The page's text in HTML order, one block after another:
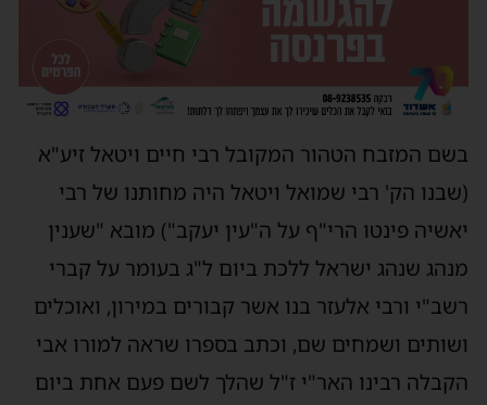
בשם המזבח הטהור המקובל רבי חיים ויטאל זיע"א
(שבנו הק' רבי שמואל ויטאל היה מחותנו של רבי
יאשיה פינטו הרי"ף על ה"עין יעקב") מובא "שענין
מנהג שנהג ישראל ללכת ביום ל"ג בעומר על קברי
רשב"י ורבי אלעזר בנו אשר קבורים במירון, ואוכלים
ושותים ושמחים שם, וכתב בספרו שראה למורו אבי
הקבלה רבינו האר"י ז"ל שהלך לשם פעם אחת ביום